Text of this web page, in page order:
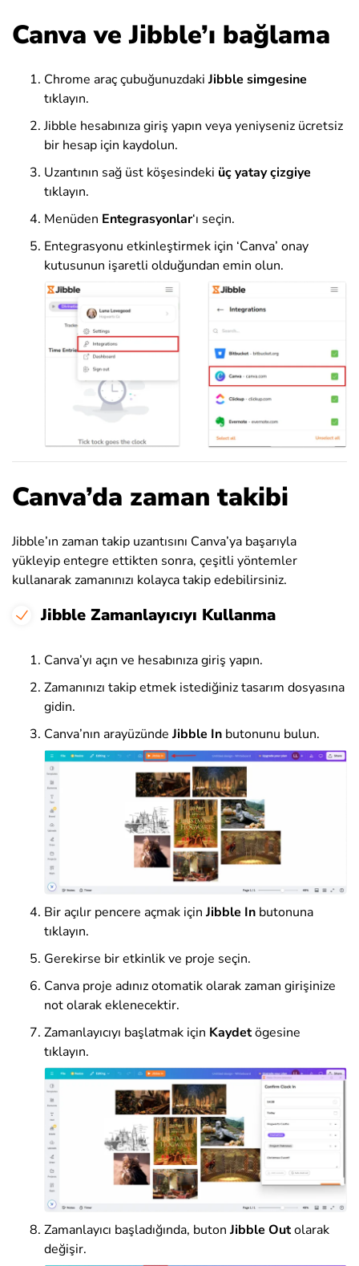
Canva ve Jibble’ı bağlama
Chrome araç çubuğunuzdaki Jibble simgesine
tıklayın.
Jibble hesabınıza giriş yapın veya yeniyseniz ücretsiz
bir hesap için kaydolun.
Uzantının sağ üst köşesindeki üç yatay çizgiye
tıklayın.
Menüden Entegrasyonlar‘ı seçin.
Entegrasyonu etkinleştirmek için ‘Canva’ onay
kutusunun işaretli olduğundan emin olun.
Canva’da zaman takibi
Jibble’ın zaman takip uzantısını Canva’ya başarıyla
yükleyip entegre ettikten sonra, çeşitli yöntemler
kullanarak zamanınızı kolayca takip edebilirsiniz.
Jibble Zamanlayıcıyı Kullanma
Canva’yı açın ve hesabınıza giriş yapın.
Zamanınızı takip etmek istediğiniz tasarım dosyasına
gidin.
Canva’nın arayüzünde Jibble In butonunu bulun.
Bir açılır pencere açmak için Jibble In butonuna
tıklayın.
Gerekirse bir etkinlik ve proje seçin.
Canva proje adınız otomatik olarak zaman girişinize
not olarak eklenecektir.
Zamanlayıcıyı başlatmak için Kaydetögesine
tıklayın.
Zamanlayıcı başladığında, buton Jibble Outolarak
değişir.